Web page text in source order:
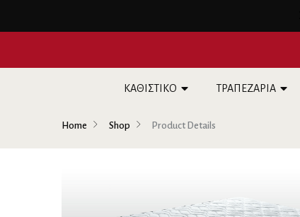
ΚΑΘΙΣΤΙΚΟ ΤΡΑΠΕΖΑΡΙΑ
Home Shop Product Details